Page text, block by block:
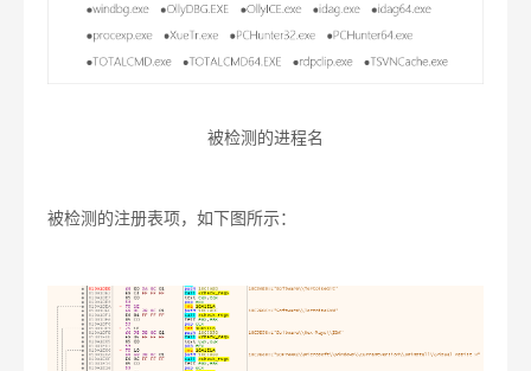
被检测的进程名
被检测的注册表项，如下图所示：